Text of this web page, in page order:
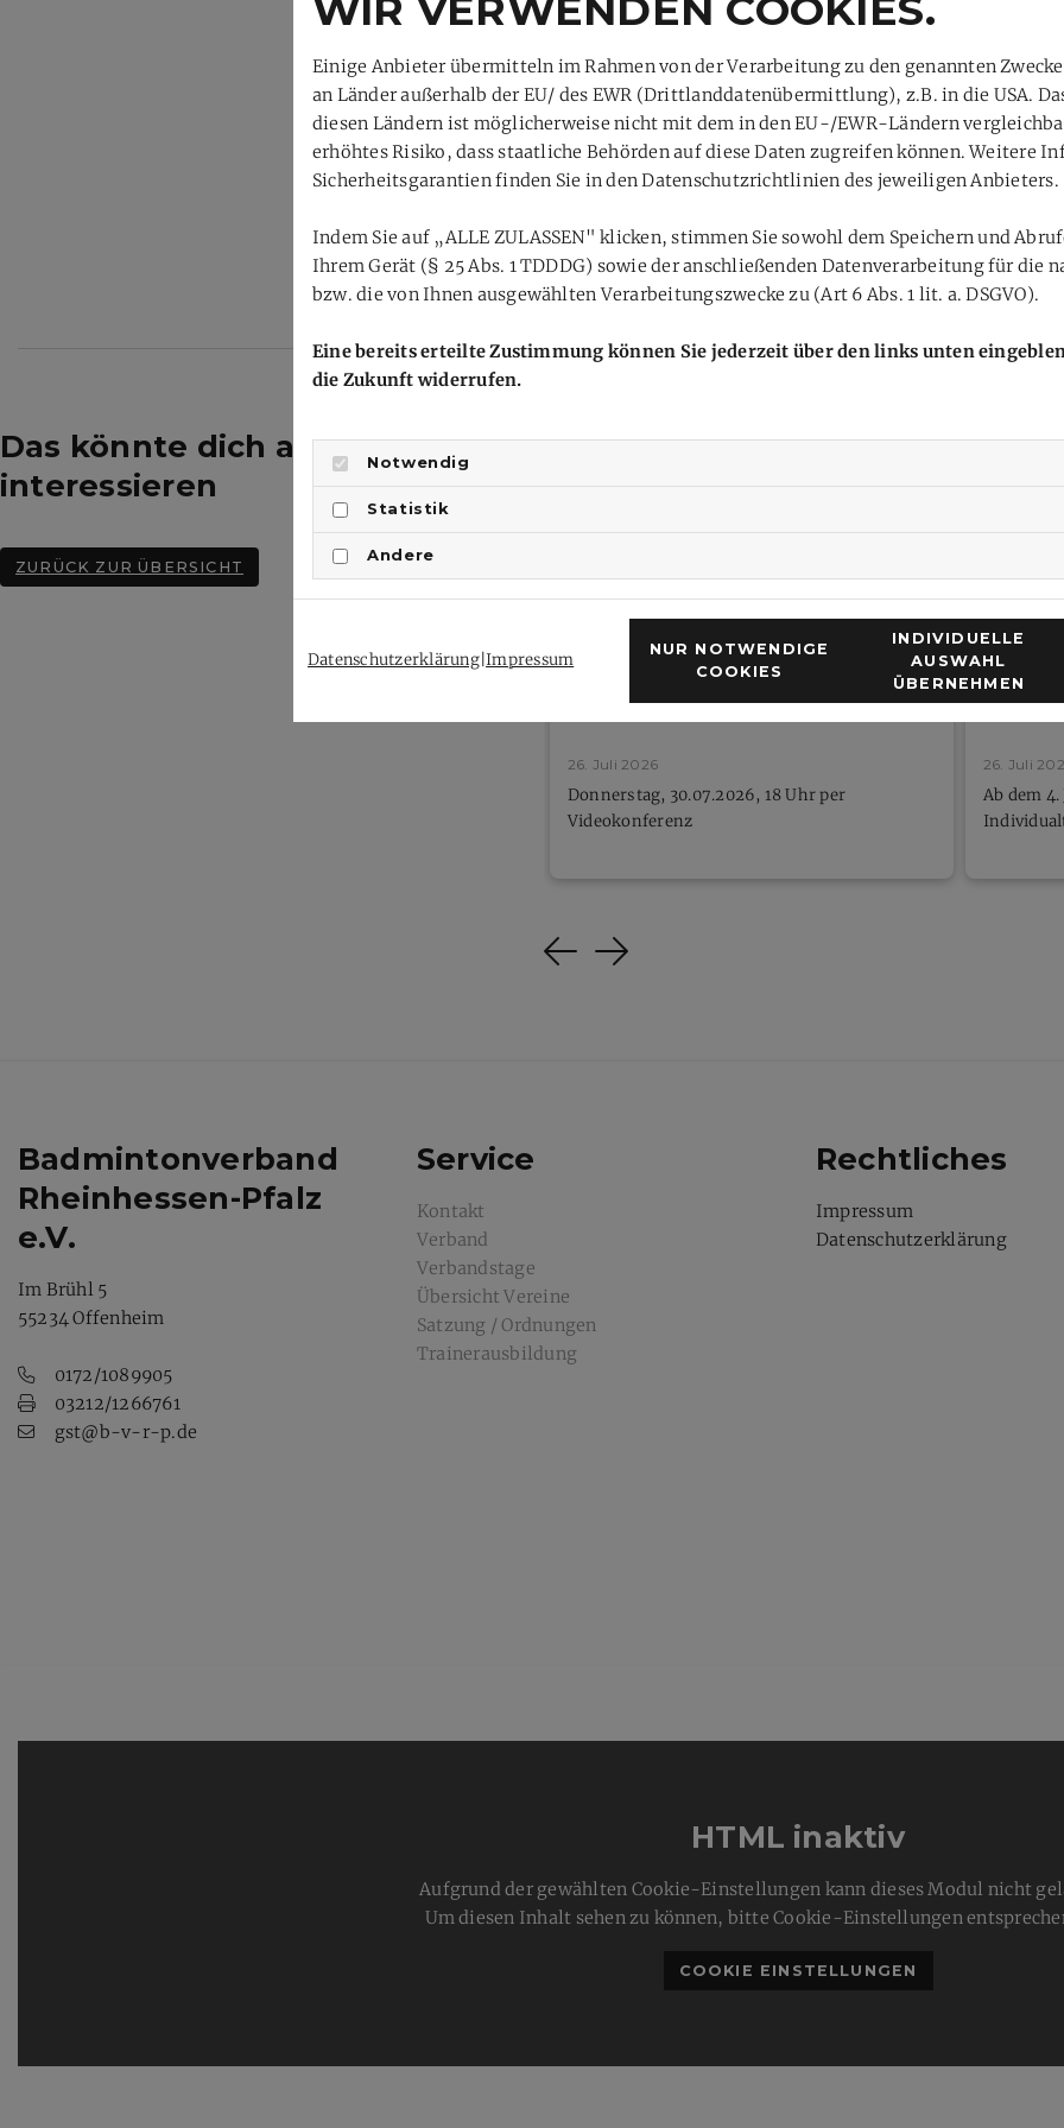
Ob es am Ende für eine Nominierung ins U15-Team
Aus Trainersicht bleibt festzuhalten: Leistung, Verhalten,
überzeugt. Darauf lässt sich aufbauen.
So kann es weitergehen – ein richtig guter Start ins neue
Das könnte dich auch
interessieren
ZURÜCK ZUR ÜBERSICHT
Öffentliche Verhandlung Verbandsgericht
26. Juli 2026
Donnerstag, 30.07.2026, 18 Uhr per
Videokonferenz
Neue
26. Juli
Ab dem
Previous
Next
Badmintonverband
Rheinhessen-Pfalz
e.V.
Im Brühl 5
55234 Offenheim
0172/1089905
03212/1266761
gst@b-v-r-p.de
Service
Kontakt
Verband
Verbandstage
Übersicht Vereine
Satzung / Ordnungen
Trainerausbildung
Rechtliches
Impressum
Datenschutzerklärung
HTML inaktiv
Aufgrund der gewählten Cookie-Einstellungen kann dieses Modul nicht
Um diesen Inhalt sehen zu können, bitte Cookie-Einstellungen
COOKIE EINSTELLUNGEN
Einige Anbieter übermitteln im Rahmen von der Verarbeitung zu den genannten
an Länder außerhalb der EU/ des EWR (Drittlanddatenübermittlung), z.B. in die USA.
diesen Ländern ist möglicherweise nicht mit dem in den EU-/EWR-Ländern
erhöhtes Risiko, dass staatliche Behörden auf diese Daten zugreifen können. Weitere
Sicherheitsgarantien finden Sie in den Datenschutzrichtlinien des jeweiligen Anbieters.
Indem Sie auf „ALLE ZULASSEN" klicken, stimmen Sie sowohl dem Speichern und
Ihrem Gerät (§ 25 Abs. 1 TDDDG) sowie der anschließenden Datenverarbeitung für die
bzw. die von Ihnen ausgewählten Verarbeitungszwecke zu (Art 6 Abs. 1 lit. a. DSGVO).
Eine bereits erteilte Zustimmung können Sie jederzeit über den links unten
die Zukunft widerrufen.
Notwendig
Statistik
Andere
Datenschutzerklärung|Impressum
NUR NOTWENDIGE
COOKIES
INDIVIDUELLE
AUSWAHL
ÜBERNEHMEN